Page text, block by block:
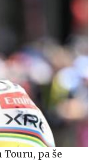
Touru, pa še